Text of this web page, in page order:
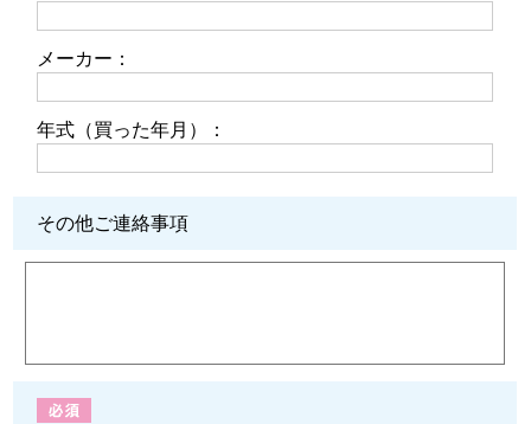
メーカー：
年式（買った年月）：
その他ご連絡事項